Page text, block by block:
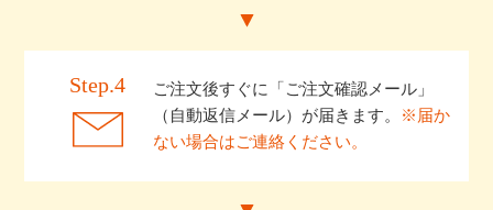
Step.4
ご注文後すぐに「ご注文確認メール」
（自動返信メール）が届きます。
※届か
ない場合はご連絡ください。